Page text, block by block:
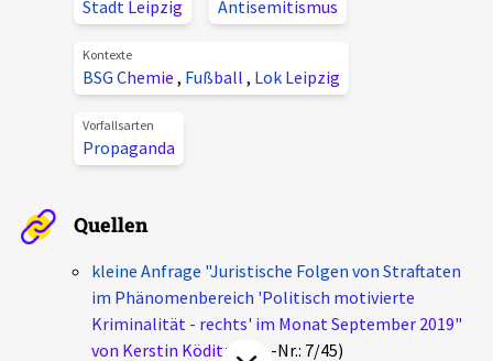
Podcasts
Projektbeschreibung
Kontakt
Spenden
Stadt Leipzig Antisemitismus
Kontexte
BSG Chemie , Fußball , Lok Leipzig
Vorfallsarten
Propaganda
Quellen
kleine Anfrage "Juristische Folgen von Straftaten
im Phänomenbereich 'Politisch motivierte
Kriminalität - rechts' im Monat September 2019"
von Kerstin Köditz (Drs.-Nr.: 7/45)